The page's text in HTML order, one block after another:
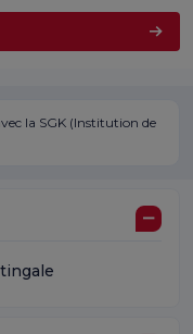
la SGK (Institution de